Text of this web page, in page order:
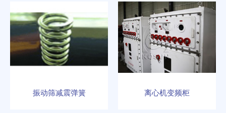
振动筛减震弹簧 离心机变频柜